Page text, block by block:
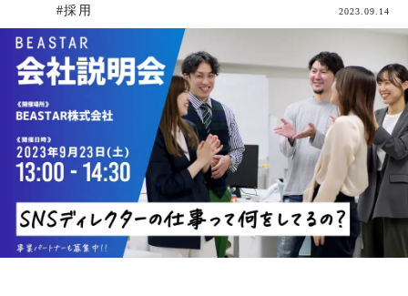
#採用 2023.09.14